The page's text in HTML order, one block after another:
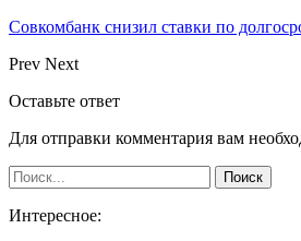
Совкомбанк снизил ставки по
Prev Next
Оставьте ответ
Для отправки комментария вам
Интересное: